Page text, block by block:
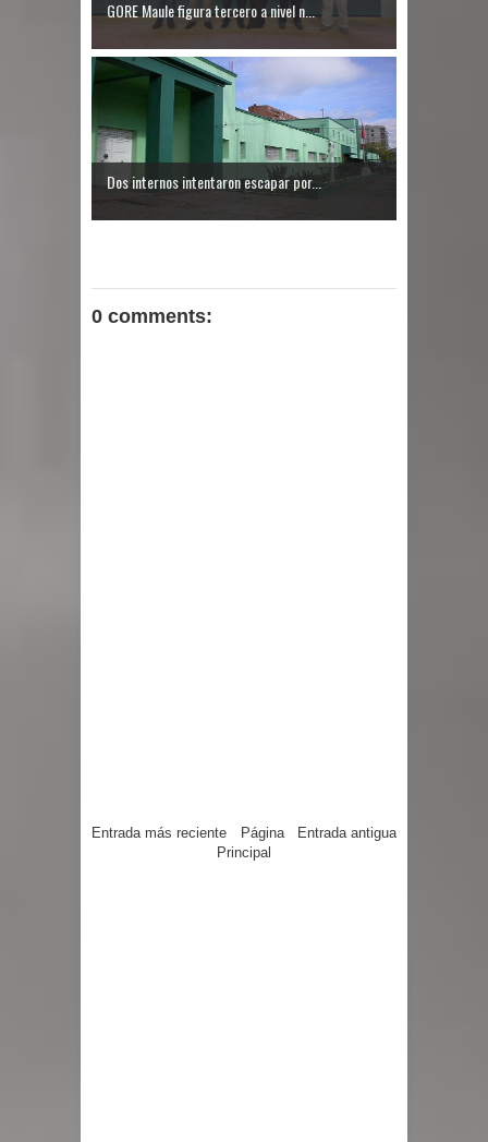
GORE Maule figura tercero a nivel n...
Dos internos intentaron escapar por...
0 comments:
Entrada más reciente Entrada antigua
Página
Principal